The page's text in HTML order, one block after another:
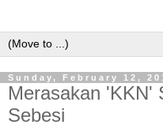
Sunday, February 12,
Merasakan 'KKN'
Sebesi